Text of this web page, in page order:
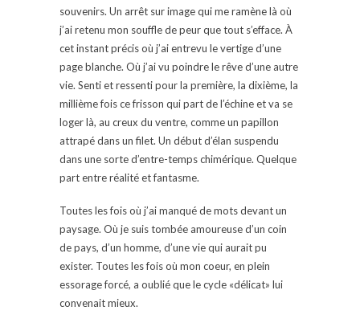
souvenirs. Un arrêt sur image qui me ramène là où
j’ai retenu mon souffle de peur que tout s’efface. À
cet instant précis où j’ai entrevu le vertige d’une
page blanche. Où j’ai vu poindre le rêve d’une autre
vie. Senti et ressenti pour la première, la dixième, la
millième fois ce frisson qui part de l’échine et va se
loger là, au creux du ventre, comme un papillon
attrapé dans un filet. Un début d’élan suspendu
dans une sorte d’entre-temps chimérique. Quelque
part entre réalité et fantasme.
Toutes les fois où j’ai manqué de mots devant un
paysage. Où je suis tombée amoureuse d’un coin
de pays, d’un homme, d’une vie qui aurait pu
exister. Toutes les fois où mon coeur, en plein
essorage forcé, a oublié que le cycle «délicat» lui
convenait mieux.